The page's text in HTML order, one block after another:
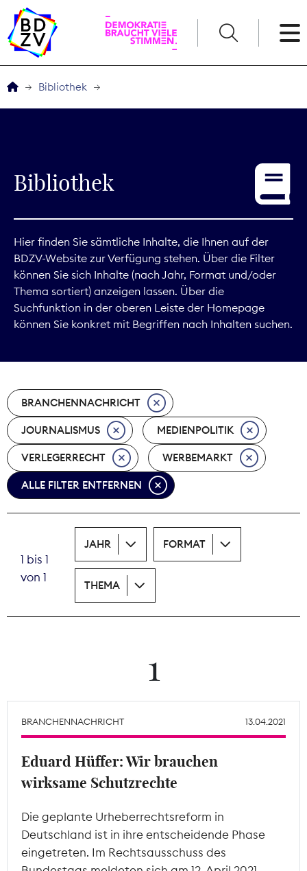
Service
Digitales
Kommunikation
Marktdaten
Nachhaltigkeit
Nachwuchs
Nova Award
Print
Wächterpreis
Mitgliederbereich
Bibliothek
Bibliothek
Hier finden Sie sämtliche Inhalte, die Ihnen auf der
BDZV-Website zur Verfügung stehen. Über die Filter
können Sie sich Inhalte (nach Jahr, Format und/oder
Thema sortiert) anzeigen lassen. Über die
Suchfunktion in der oberen Leiste der Homepage
können Sie konkret mit Begriffen nach Inhalten suchen.
BRANCHENNACHRICHT
JOURNALISMUS MEDIENPOLITIK
VERLEGERRECHT WERBEMARKT
ALLE FILTER ENTFERNEN
1 bis 1
von 1
JAHR FORMAT
THEMA
1
BRANCHENNACHRICHT 13.04.2021
Eduard Hüffer: Wir brauchen
wirksame Schutzrechte
Die geplante Urheberrechtsreform in
Deutschland ist in ihre entscheidende Phase
eingetreten. Im Rechtsausschuss des